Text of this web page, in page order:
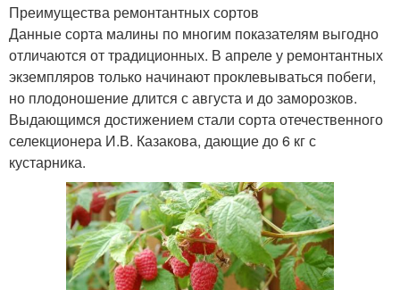
Преимущества ремонтантных сортов
Данные сорта малины по многим показателям выгодно
отличаются от традиционных. В апреле у ремонтантных
экземпляров только начинают проклевываться побеги,
но плодоношение длится с августа и до заморозков.
Выдающимся достижением стали сорта отечественного
селекционера И.В. Казакова, дающие до 6 кг с
кустарника.